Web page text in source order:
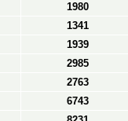
1980
1341
1939
2985
2763
6743